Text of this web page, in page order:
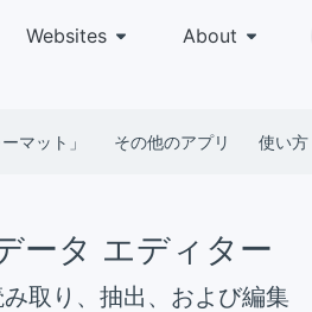
Websites About
マット」 その他のアプリ 使い方
ータ エディター
取り、抽出、および編集